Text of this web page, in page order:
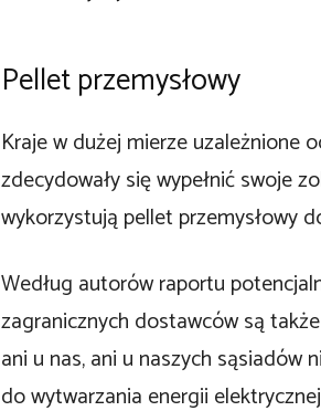
Pellet przemysłowy
Kraje w dużej mierze uzależnione
zdecydowały się wypełnić swoje
wykorzystują pellet przemysłowy
Według autorów raportu
zagranicznych dostawców są
ani u nas, ani u naszych sąsiadów
do wytwarzania energii